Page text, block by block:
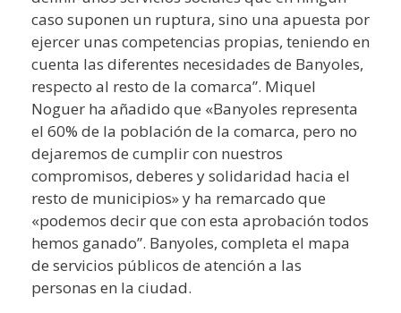
caso suponen un ruptura, sino una apuesta por
ejercer unas competencias propias, teniendo en
cuenta las diferentes necesidades de Banyoles,
respecto al resto de la comarca”. Miquel
Noguer ha añadido que «Banyoles representa
el 60% de la población de la comarca, pero no
dejaremos de cumplir con nuestros
compromisos, deberes y solidaridad hacia el
resto de municipios» y ha remarcado que
«podemos decir que con esta aprobación todos
hemos ganado”. Banyoles, completa el mapa
de servicios públicos de atención a las
personas en la ciudad.